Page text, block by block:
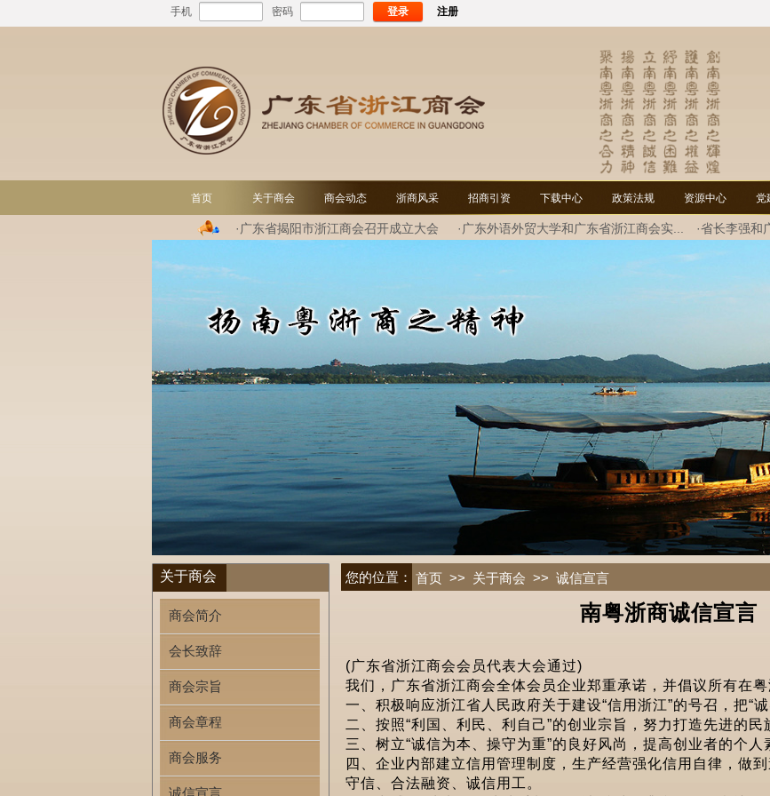
手机 密码 登录 注册
商会简介
会长致辞
商会宗旨
商会章程
商会服务
您的位置： 首页 >> 关于商会 >> 诚信宣言
关于商会
南粤浙商诚信宣言
(广东省浙江商会会员代表大会通过)
我们，广东省浙江商会全体会员企业郑重承诺，并倡议所有在粤
一、积极响应浙江省人民政府关于建设“信用浙江”的号召，把“
二、按照“利国、利民、利自己”的创业宗旨，努力打造先进的民
三、树立“诚信为本、操守为重”的良好风尚，提高创业者的个人
四、企业内部建立信用管理制度，生产经营强化信用自律，做
守信、合法融资、诚信用工。
首页 关于商会 商会动态 浙商风采 招商引资 下载中心 政策法规 资源中心 党
·省长李强和
·广东省揭阳市浙江商会召开成立大会 ·广东外语外贸大学和广东省浙江商会实...